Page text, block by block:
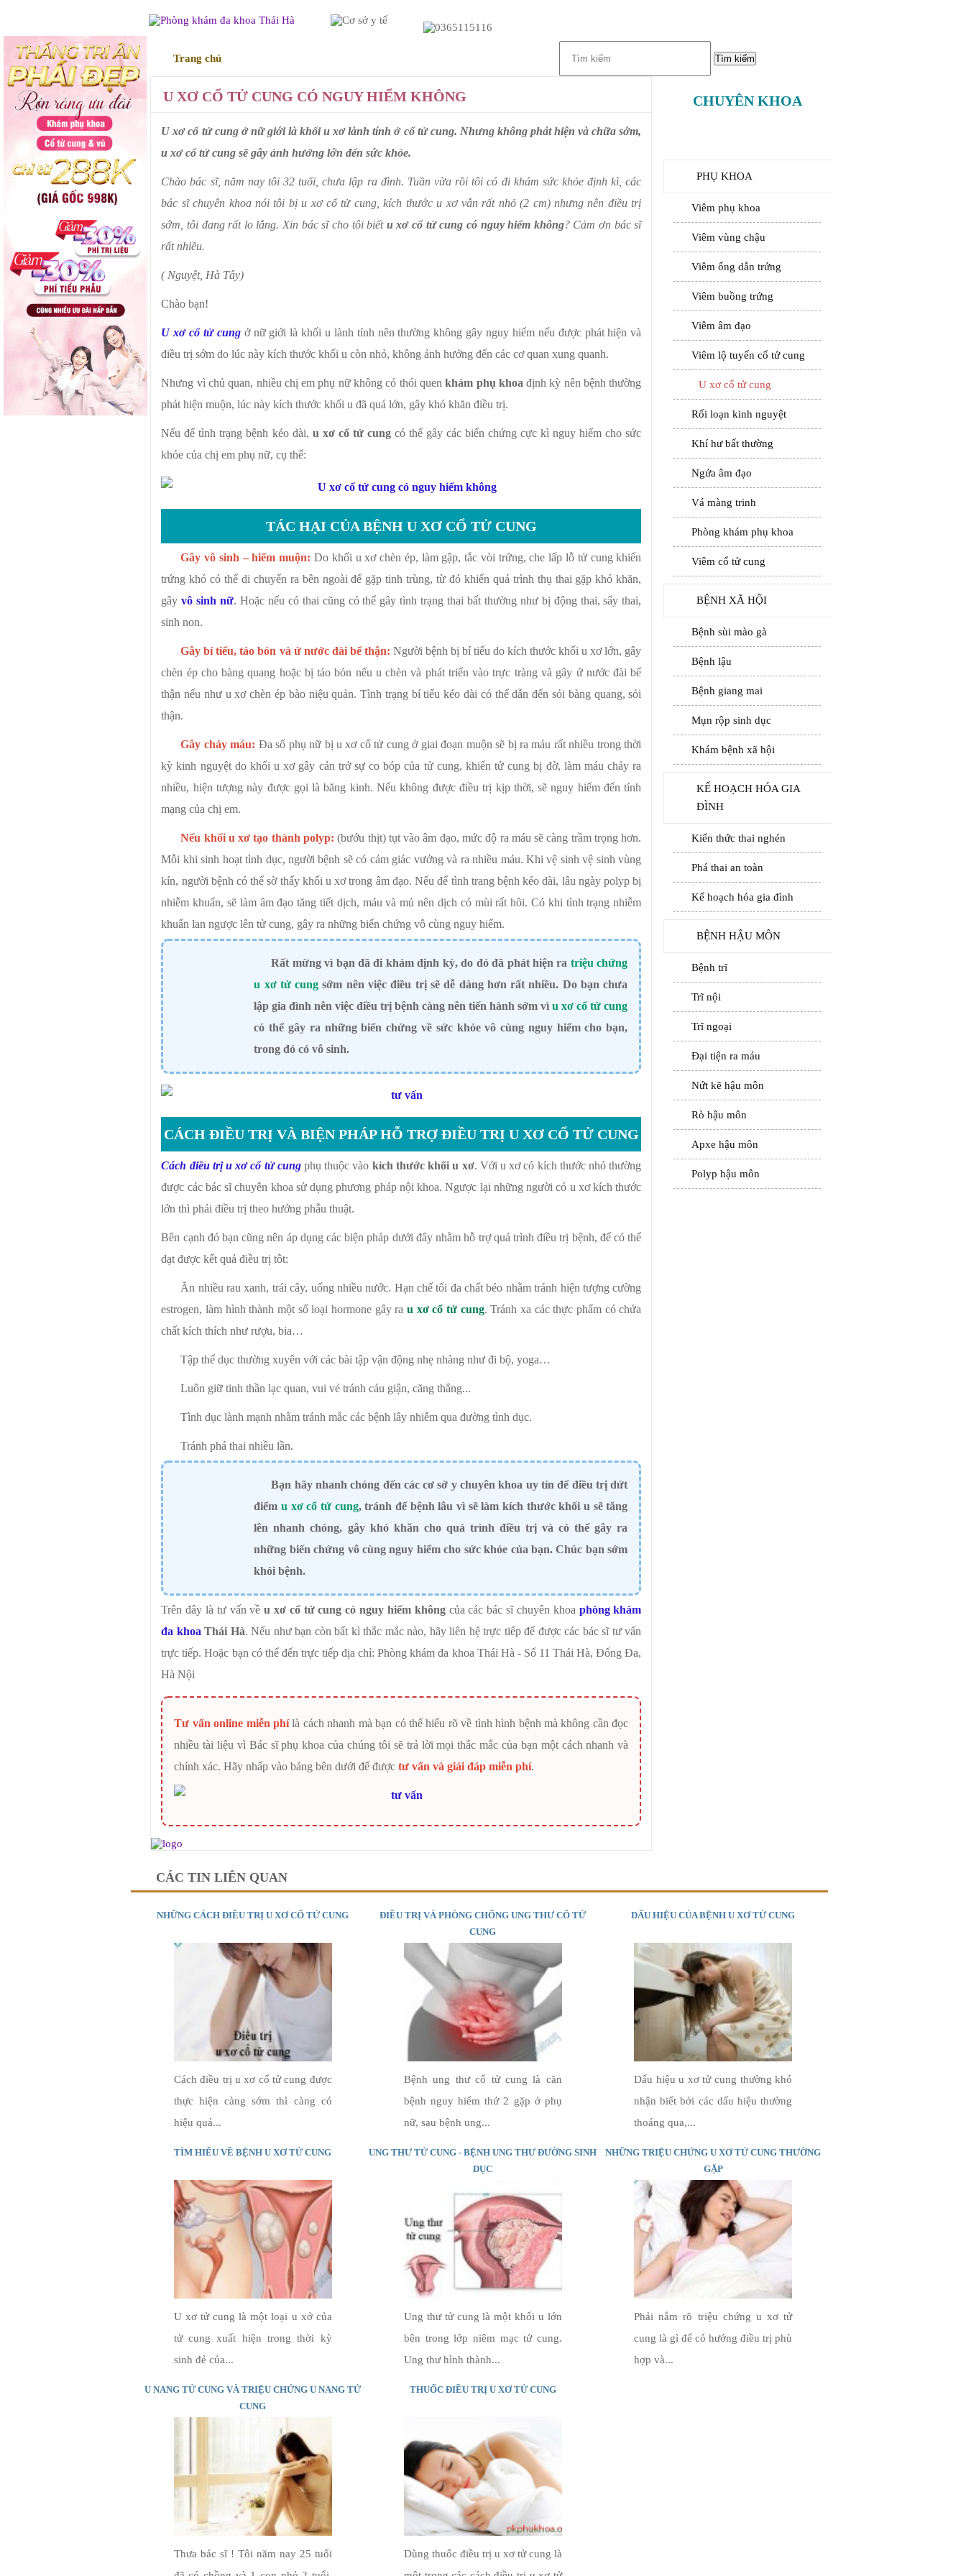
Trang chủ
CHUYÊN KHOA
PHỤ KHOA
Viêm phụ khoa
Viêm vùng chậu
Viêm ống dẫn trứng
Viêm buồng trứng
Viêm âm đạo
Viêm lộ tuyến cổ tử cung
U xơ cổ tử cung
Rối loạn kinh nguyệt
Khí hư bất thường
Ngứa âm đạo
Vá màng trinh
Phòng khám phụ khoa
Viêm cổ tử cung
BỆNH XÃ HỘI
Bệnh sùi mào gà
Bệnh lậu
Bệnh giang mai
Mụn rộp sinh dục
Khám bệnh xã hội
KẾ HOẠCH HÓA GIA
ĐÌNH
Kiến thức thai nghén
Phá thai an toàn
Kế hoạch hóa gia đình
BỆNH HẬU MÔN
Bệnh trĩ
Trĩ nội
Trĩ ngoại
Đại tiện ra máu
Nứt kẽ hậu môn
Rò hậu môn
Apxe hậu môn
Polyp hậu môn
U XƠ CỔ TỬ CUNG CÓ NGUY HIỂM KHÔNG
U xơ cổ tử cung ở nữ giới là khối u xơ lành tính ở cổ tử cung. Nhưng không phát hiện và chữa sớm,
u xơ cổ tử cung sẽ gây ảnh hưởng lớn đến sức khỏe.
Chào bác sĩ, năm nay tôi 32 tuổi, chưa lập ra đình. Tuần vừa rồi tôi có đi khám sức khỏe định kì, các
bác sĩ chuyên khoa nói tôi bị u xơ cổ tử cung, kích thước u xơ vẫn rất nhỏ (2 cm) nhưng nên điều trị
sớm, tôi đang rất lo lắng. Xin bác sĩ cho tôi biết u xơ cổ tử cung có nguy hiểm không? Cảm ơn bác sĩ
rất nhiều.
( Nguyệt, Hà Tây)
Chào bạn!
U xơ cổ tử cungở nữ giới là khối u lành tính nên thường không gây nguy hiểm nếu được phát hiện và
điều trị sớm do lúc này kích thước khối u còn nhỏ, không ảnh hưởng đến các cơ quan xung quanh.
Nhưng vì chủ quan, nhiều chị em phụ nữ không có thói quenkhám phụ khoa định kỳ nên bệnh thường
phát hiện muộn, lúc này kích thước khối u đã quá lớn, gây khó khăn điều trị.
Nếu để tình trạng bệnh kéo dài, u xơ cổ tử cungcó thể gây các biến chứng cực kì nguy hiểm cho sức
khỏe của chị em phụ nữ, cụ thể:
TÁC HẠI CỦA BỆNH U XƠ CỔ TỬ CUNG
Gây vô sinh – hiếm muộn: Do khối u xơ chèn ép, làm gập, tắc vòi trứng, che lấp lỗ tử cung khiến
trứng khó có thể di chuyển ra bên ngoài để gặp tinh trùng, từ đó khiến quá trình thụ thai gặp khó khăn,
gâyvô sinh nữ. Hoặc nếu có thai cũng có thể gây tình trạng thai bất thường như bị động thai, sẩy thai,
sinh non.
Gây bí tiểu, táo bón và ứ nước đài bể thận: Người bệnh bị bí tiểu do kích thước khối u xơ lớn, gây
chèn ép cho bàng quang hoặc bị táo bón nếu u chèn và phát triển vào trực tràng và gây ứ nước đài bể
thận nếu như u xơ chèn ép bào niệu quản. Tình trạng bí tiểu kéo dài có thể dẫn đến sỏi bàng quang, sỏi
thận.
Gây chảy máu: Đa số phụ nữ bị u xơ cổ tử cung ở giai đoạn muộn sẽ bị ra máu rất nhiều trong thời
kỳ kinh nguyệt do khối u xơ gây cản trở sự co bóp của tử cung, khiến tử cung bị đờ, làm máu chảy ra
nhiều, hiện tượng này được gọi là băng kinh. Nếu không được điều trị kịp thời, sẽ nguy hiểm đến tính
mạng của chị em.
Nếu khối u xơ tạo thành polyp: (bướu thịt) tụt vào âm đạo, mức độ ra máu sẽ càng trầm trọng hơn.
Mỗi khi sinh hoạt tình dục, người bệnh sẽ có cảm giác vướng và ra nhiều máu. Khi vệ sinh vệ sinh vùng
kín, người bệnh có thể sờ thấy khối u xơ trong âm đạo. Nếu để tình trang bệnh kéo dài, lâu ngày polyp bị
nhiễm khuẩn, sẽ làm âm đạo tăng tiết dịch, máu và mủ nên dịch có mùi rất hôi. Có khi tình trạng nhiễm
khuẩn lan ngược lên tử cung, gây ra những biến chứng vô cùng nguy hiểm.
Rất mừng vì bạn đã đi khám định kỳ, do đó đã phát hiện ra triệu chứng
u xơ tử cung sớm nên việc điều trị sẽ dễ dàng hơn rất nhiều. Do bạn chưa
lập gia đình nên việc điều trị bệnh càng nên tiến hành sớm vìu xơ cổ tử cung
có thể gây ra những biến chứng về sức khỏe vô cùng nguy hiểm cho bạn,
trong đó có vô sinh.
CÁCH ĐIỀU TRỊ VÀ BIỆN PHÁP HỖ TRỢ ĐIỀU TRỊ U XƠ CỔ TỬ CUNG
Cách điều trị u xơ cổ tử cungphụ thuộc vào kích thước khối u xơ. Với u xơ có kích thước nhỏ thường
được các bác sĩ chuyên khoa sử dụng phương pháp nội khoa. Ngược lại những người có u xơ kích thước
lớn thì phải điều trị theo hướng phẫu thuật.
Bên cạnh đó bạn cũng nên áp dụng các biện pháp dưới đây nhằm hỗ trợ quá trình điều trị bệnh, để có thể
dạt được kết quả điều trị tôt:
Ăn nhiều rau xanh, trái cây, uống nhiều nước. Hạn chế tối đa chất béo nhằm tránh hiện tượng cường
estrogen, làm hình thành một số loại hormone gây ra u xơ cổ tử cung. Tránh xa các thực phẩm có chứa
chất kích thích như rượu, bia…
Tập thể dục thường xuyên với các bài tập vận động nhẹ nhàng như đi bộ, yoga…
Luôn giữ tinh thần lạc quan, vui vẻ tránh cáu giận, căng thẳng...
Tình dục lành mạnh nhằm tránh mắc các bệnh lây nhiễm qua đường tình dục.
Tránh phá thai nhiều lần.
Bạn hãy nhanh chóng đến các cơ sở y chuyên khoa uy tín để điều trị dứt
điểm u xơ cổ tử cung, tránh để bệnh lâu vì sẽ làm kích thước khối u sẽ tăng
lên nhanh chóng, gây khó khăn cho quá trình điều trị và có thể gây ra
những biến chứng vô cùng nguy hiểm cho sức khỏe của bạn. Chúc bạn sớm
khỏi bệnh.
Trên đây là tư vấn vều xơ cổ tử cung có nguy hiểm khôngcủa các bác sĩ chuyên khoa phòng khám
đa khoa Thái Hà. Nếu như bạn còn bất kì thắc mắc nào, hãy liên hệ trực tiếp để được các bác sĩ tư vấn
trực tiếp. Hoặc bạn có thể đến trực tiếp địa chỉ: Phòng khám đa khoa Thái Hà - Số 11 Thái Hà, Đống Đa,
Hà Nội
Tư vấn online miễn phílà cách nhanh mà bạn có thể hiểu rõ về tình hình bệnh mà không cần đọc
nhiều tài liệu vì Bác sĩ phụ khoa của chúng tôi sẽ trả lời mọi thắc mắc của bạn một cách nhanh và
chính xác. Hãy nhấp vào bảng bên dưới để đượctư vấn và giải đáp miễn phí.
CÁC TIN LIÊN QUAN
NHỮNG CÁCH ĐIỀU TRỊ U XƠ CỔ TỬ CUNG
Cách điều trị u xơ cổ tử cung được
thực hiện càng sớm thì càng có
hiệu quả...
ĐIỀU TRỊ VÀ PHÒNG CHỐNG UNG THƯ CỔ TỬ
CUNG
Bệnh ung thư cổ tử cung là căn
bệnh nguy hiểm thứ 2 gặp ở phụ
nữ, sau bệnh ung...
DẤU HIỆU CỦA BỆNH U XƠ TỬ CUNG
Dấu hiệu u xơ tử cung thường khó
nhận biết bởi các dấu hiệu thường
thoáng qua,...
TÌM HIỂU VỀ BỆNH U XƠ TỬ CUNG
U xơ tử cung là một loại u xở của
tử cung xuất hiện trong thời kỳ
sinh đẻ của...
UNG THƯ TỬ CUNG - BỆNH UNG THƯ ĐƯỜNG SINH
DỤC
Ung thư tử cung là một khối u lớn
bên trong lớp niêm mạc tử cung.
Ung thư hình thành...
NHỮNG TRIỆU CHỨNG U XƠ TỬ CUNG THƯỜNG
GẶP
Phải nắm rõ triệu chứng u xơ tử
cung là gì để có hướng điều trị phù
hợp và...
U NANG TỬ CUNG VÀ TRIỆU CHỨNG U NANG TỬ
CUNG
Thưa bác sĩ ! Tôi năm nay 25 tuổi
THUỐC ĐIỀU TRỊ U XƠ TỬ CUNG
Dùng thuốc điều trị u xơ tử cung là